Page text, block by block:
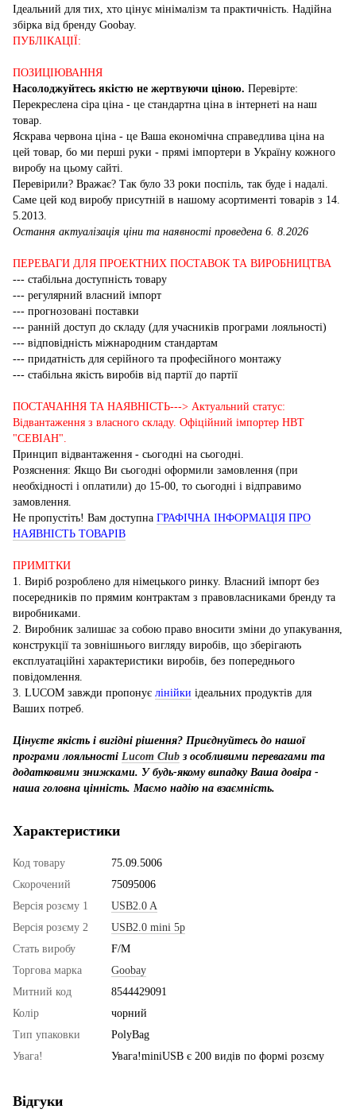
Ідеальний для тих, хто цінує мінімалізм та практичність. Надійна
збірка від бренду Goobay.
ПУБЛІКАЦІЇ:
ПОЗИЦІЮВАННЯ
Насолоджуйтесь якістю не жертвуючи ціною. Перевірте:
Перекреслена сіра ціна - це стандартна ціна в інтернеті на наш
товар.
Яскрава червона ціна - це Ваша економічна справедлива ціна на
цей товар, бо ми перші руки - прямі імпортери в Україну кожного
виробу на цьому сайті.
Перевірили? Вражає? Так було 33 роки поспіль, так буде і надалі.
Саме цей код виробу присутній в нашому асортименті товарів з 14.
5.2013.
Остання актуалізація ціни та наявності проведена 6. 8.2026
ПЕРЕВАГИ ДЛЯ ПРОЕКТНИХ ПОСТАВОК ТА ВИРОБНИЦТВА
--- стабільна доступність товару
--- регулярний власний імпорт
--- прогнозовані поставки
--- ранній доступ до складу (для учасників програми лояльності)
--- відповідність міжнародним стандартам
--- придатність для серійного та професійного монтажу
--- стабільна якість виробів від партії до партії
ПОСТАЧАННЯ ТА НАЯВНІСТЬ---> Актуальний статус:
Відвантаження з власного складу. Офіційний імпортер НВТ
"СЕВІАН".
Принцип відвантаження - сьогодні на сьогодні.
Розяснення: Якщо Ви сьогодні оформили замовлення (при
необхідності і оплатили) до 15-00, то сьогодні і відправимо
замовлення.
Не пропустіть! Вам доступна ГРАФІЧНА ІНФОРМАЦІЯ ПРО
НАЯВНІСТЬ ТОВАРІВ
ПРИМІТКИ
1. Виріб розроблено для німецького ринку. Власний імпорт без
посередників по прямим контрактам з правовласниками бренду та
виробниками.
2. Виробник залишає за собою право вносити зміни до упакування,
конструкції та зовнішнього вигляду виробів, що зберігають
експлуатаційні характеристики виробів, без попереднього
повідомлення.
3. LUCOM завжди пропонує лінійки ідеальних продуктів для
Ваших потреб.
Цінуєте якість і вигідні рішення? Приєднуйтесь до нашої
програми лояльності Lucom Club з особливими перевагами та
додатковими знижками. У будь-якому випадку Ваша довіра -
наша головна цінність. Маємо надію на взаємність.
Характеристики
Код товару
75.09.5006
Скорочений
75095006
Версія розєму 1
USB2.0 A
Версія розєму 2
USB2.0 mini 5p
Стать виробу
F/M
Торгова марка
Goobay
Митний код
8544429091
Колір
чорний
Тип упаковки
PolyBag
Увага!
Увага!miniUSB є 200 видів по формі розєму
Відгуки